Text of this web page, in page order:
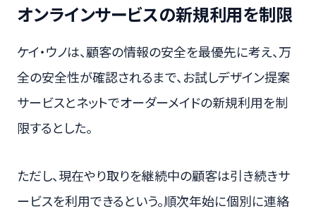
オンラインサービスの新規利用を制限
ケイ・ウノは、顧客の情報の安全を最優先に考え、万
全の安全性が確認されるまで、お試しデザイン提案
サービスとネットでオーダーメイドの新規利用を制
限するとした。
ただし、現在やり取りを継続中の顧客は引き続きサ
ービスを利用できるという。順次年始に個別に連絡